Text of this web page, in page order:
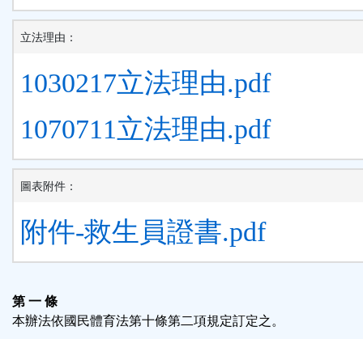
立法理由：
1030217立法理由.pdf
1070711立法理由.pdf
圖表附件：
附件-救生員證書.pdf
第 一 條
本辦法依國民體育法第十條第二項規定訂定之。